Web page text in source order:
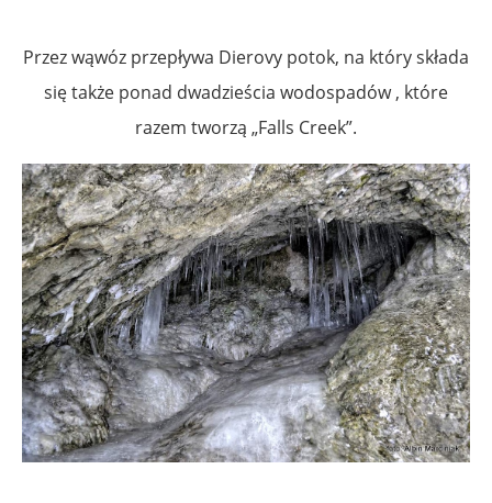
Przez wąwóz przepływa Dierovy potok, na który składa
się także ponad dwadzieścia wodospadów , które
razem tworzą „Falls Creek”.